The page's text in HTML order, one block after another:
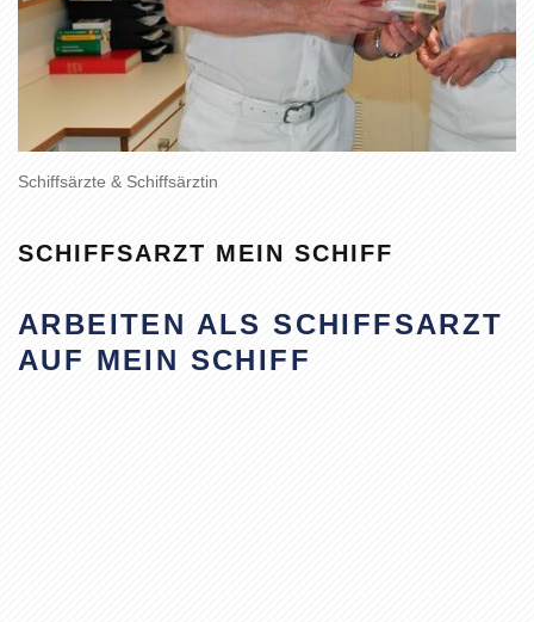
Schiffsärzte & Schiffsärztin
SCHIFFSARZT MEIN SCHIFF
ARBEITEN ALS SCHIFFSARZT
AUF MEIN SCHIFF